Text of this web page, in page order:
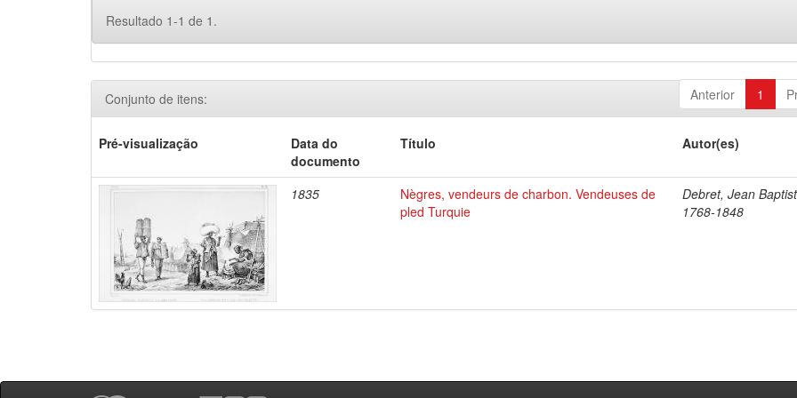
Resultado 1-1 de 1.
Anterior 1
Conjunto de itens:
Pré-visualização
Data do
documento
Título Autor(es)
1835
Nègres, vendeurs de charbon. Vendeuses de
pled Turquie
Debret, Jean
1768-1848